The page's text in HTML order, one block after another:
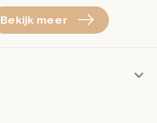
Bekijk meer